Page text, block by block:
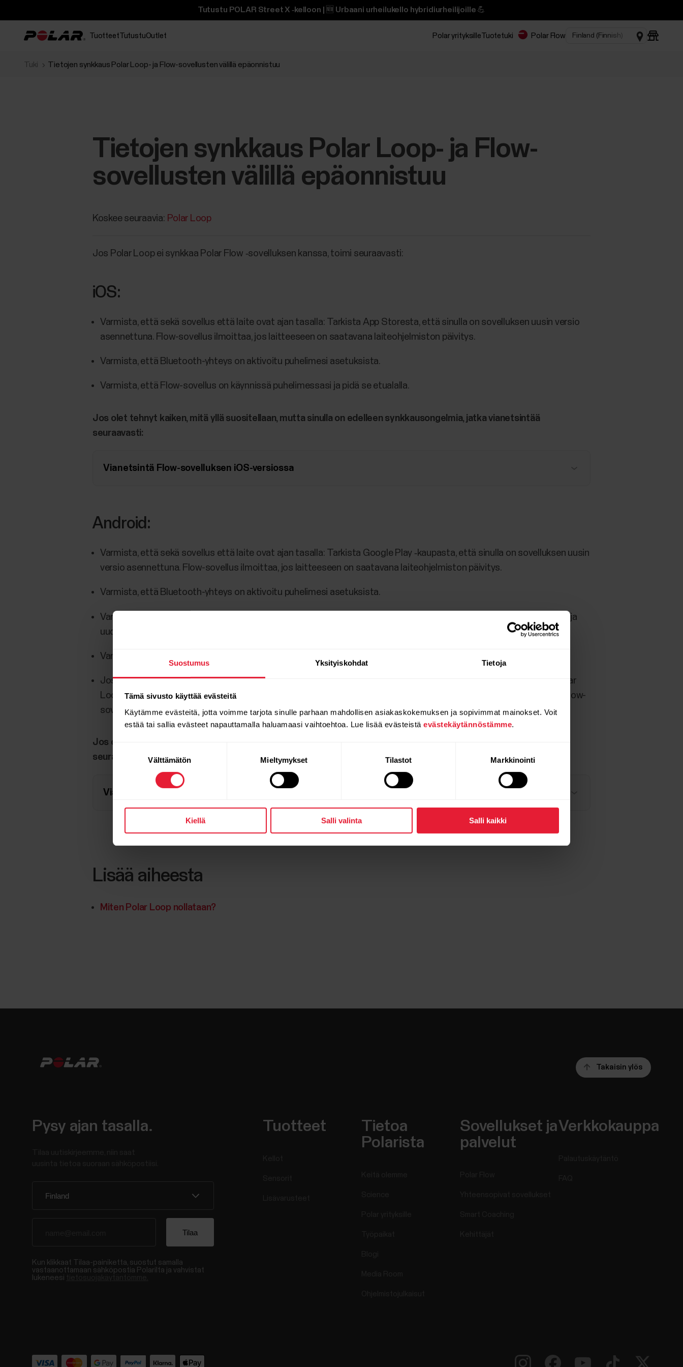
Suostumus Yksityiskohdat Tietoja
Tämä sivusto käyttää evästeitä
Käytämme evästeitä, jotta voimme tarjota sinulle parhaan mahdollisen asiakaskokemuksen ja sopivimmat mainokset. Voit
estää tai sallia evästeet napauttamalla haluamaasi vaihtoehtoa. Lue lisää evästeistä evästekäytännöstämme.
valinta
Välttämätön Mieltymykset Tilastot Markkinointi
Kiellä Salli valinta Salli kaikki
Tutustu POLAR Street X ‑kelloon | 🆕 Urbaani urheilukello hybridiurheilijoille 💪
TuotteetTutustuOutlet Polar yrityksilleTuotetuki Polar Flow
Tuki Tietojen synkkaus Polar Loop- ja Flow-sovellusten välillä epäonnistuu
Tietojen synkkaus Polar Loop- ja Flow-
sovellusten välillä epäonnistuu
Koskee seuraavia: Polar Loop
Jos Polar Loop ei synkkaa Polar Flow ‑sovelluksen kanssa, toimi seuraavasti:
iOS:
Varmista, että sekä sovellus että laite ovat ajan tasalla: Tarkista App Storesta, että sinulla on sovelluksen uusin versio
asennettuna. Flow-sovellus ilmoittaa, jos laitteeseen on saatavana laiteohjelmiston päivitys.
Varmista, että Bluetooth-yhteys on aktivoitu puhelimesi asetuksista.
Varmista, että Flow-sovellus on käynnissä puhelimessasi ja pidä se etualalla.
Jos olet tehnyt kaiken, mitä yllä suositellaan, mutta sinulla on edelleen synkkausongelmia, jatka vianetsintää
seuraavasti:
Vianetsintä Flow-sovelluksen iOS-versiossa
Android:
Varmista, että sekä sovellus että laite ovat ajan tasalla: Tarkista Google Play ‑kaupasta, että sinulla on sovelluksen uusin
versio asennettuna. Flow-sovellus ilmoittaa, jos laitteeseen on saatavana laiteohjelmiston päivitys.
Varmista, että Bluetooth-yhteys on aktivoitu puhelimesi asetuksista.
Varmista, että olet sallinut puhelimen sovellusasetuksissa Polar Flow ‑sovelluksen käyttää sijaintiasi. Android 6:ssa ja
uudemmissa laitteissa sijainti on sallittava Bluetooth-laitteiden etsimistä varten.
Varmista, että Flow-sovellus on käynnissä puhelimessasi ja pidä se etualalla.
Jos käytössäsi on useita Flow-sovelluksen kanssa yhteensopivia Polar-laitteita, varmista, että olet määrittänyt Polar
Loopin aktiiviseksi laitteeksi Flow-sovelluksessa. Näin Flow-sovellus osaa muodostaa yhteyden laitteeseen. Siirry Flow-
sovelluksessa kohtaan Laitteet, valitse Polar Loop ja palaa sitten päävalikkoon.
Jos olet tehnyt kaiken, mitä yllä suositellaan, mutta sinulla on edelleen synkkausongelmia, jatka vianetsintää
seuraavasti:
Vianetsintä Flow-sovelluksen Android-versiossa
Lisää aiheesta
Miten Polar Loop nollataan?
Takaisin ylös
Pysy ajan tasalla.
Kun klikkaat Tilaa-painiketta, suostut samalla
vastaanottamaan sähköpostia Polarilta ja vahvistat
lukeneesi
Tuotteet
Tietoa
Polarista
Sovellukset ja
palvelut
Verkkokauppa